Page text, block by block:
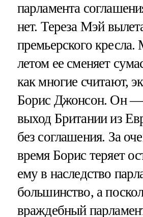
парламента
нет. Тереза Мэй
премьерского
летом ее сменяет
как многие считают,
Борис Джонсон. Он —
выход Британии из
без соглашения. За
время Борис теряет
ему в наследство
большинство, а
враждебный